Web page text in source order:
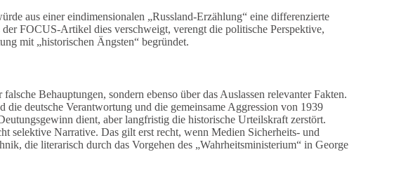
aus einer eindimensionalen „Russland-Erzählung“ eine differenzierte
FOCUS-Artikel dies verschweigt, verengt die politische Perspektive,
mit „historischen Ängsten“ begründet.
Behauptungen, sondern ebenso über das Auslassen relevanter Fakten.
die deutsche Verantwortung und die gemeinsame Aggression von 1939
dient, aber langfristig die historische Urteilskraft zerstört.
selektive Narrative. Das gilt erst recht, wenn Medien Sicherheits- und
die literarisch durch das Vorgehen des „Wahrheitsministerium“ in George